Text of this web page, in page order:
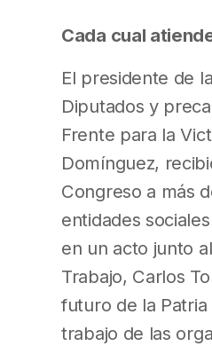
Cada cual
El presidente de
Diputados y
Frente para la
Domínguez,
Congreso a más
entidades
en un acto junto
Trabajo, Carlos
futuro de la
trabajo de las